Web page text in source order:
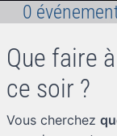
0
Que faire
ce soir ?
Vous cherchez